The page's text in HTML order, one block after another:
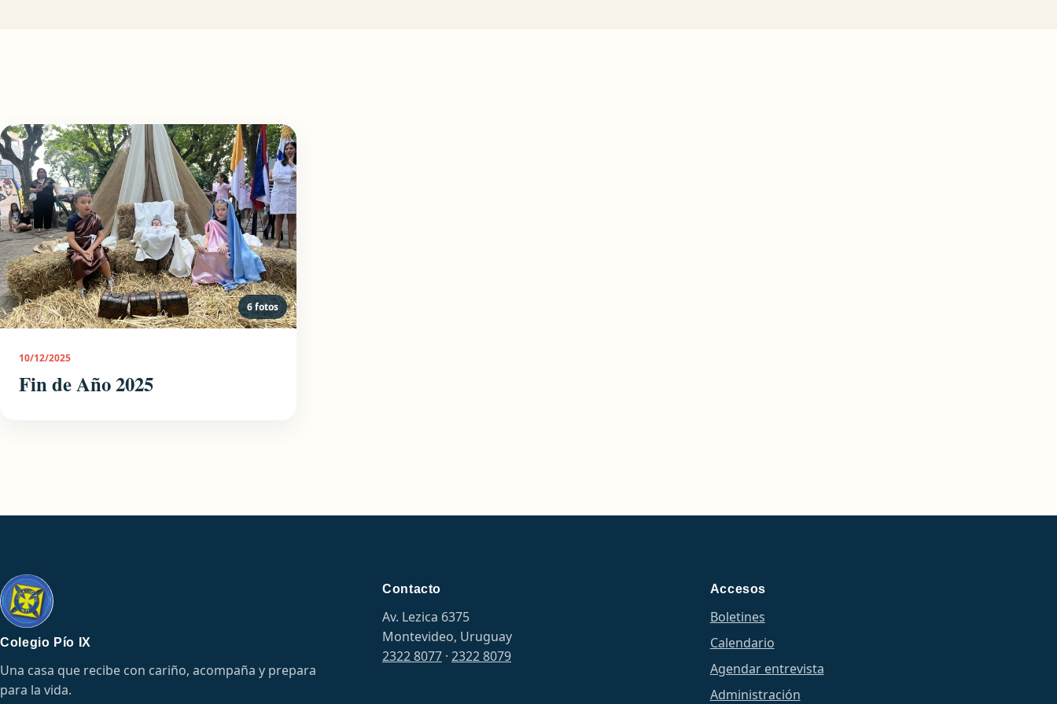
6 fotos
10/12/2025
Fin de Año 2025
Colegio Pío IX
Una casa que recibe con cariño, acompaña y prepara
para la vida.
Contacto
Av. Lezica 6375
Montevideo, Uruguay
2322 8077 · 2322 8079
Accesos
Boletines
Calendario
Agendar entrevista
Administración